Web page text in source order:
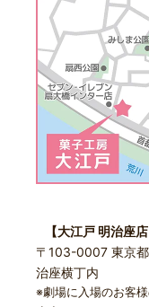
【大江戸 明治座店
〒103-0007 東京
治座横丁内
※劇場に入場のお客